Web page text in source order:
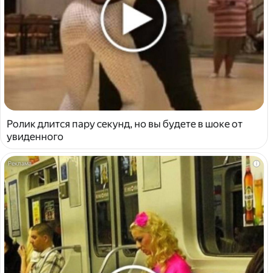
Ролик длится пару секунд, но вы будете в шоке от
увиденного
i